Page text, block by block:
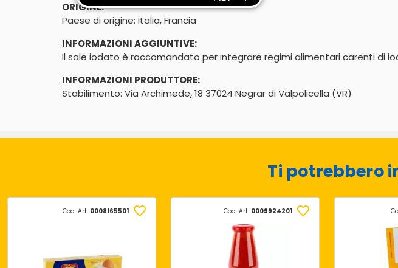
ORIGINE:
Paese di origine: Italia, Francia
INFORMAZIONI AGGIUNTIVE:
Il sale iodato è raccomandato per integrare regimi alimentari carenti di
INFORMAZIONI PRODUTTORE:
Stabilimento: Via Archimede, 18 37024 Negrar di Valpolicella (VR)
Ti potrebbero
Cod. Art. 0008165501 Cod. Art. 0009924201